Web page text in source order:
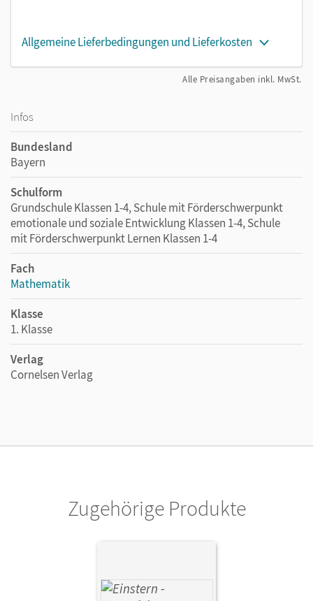
Allgemeine Lieferbedingungen und Lieferkosten
Alle Preisangaben inkl. MwSt.
Infos
Bundesland
Bayern
Schulform
Grundschule Klassen 1-4, Schule mit Förderschwerpunkt
emotionale und soziale Entwicklung Klassen 1-4, Schule
mit Förderschwerpunkt Lernen Klassen 1-4
Fach
Mathematik
Klasse
1. Klasse
Verlag
Cornelsen Verlag
Zugehörige Produkte